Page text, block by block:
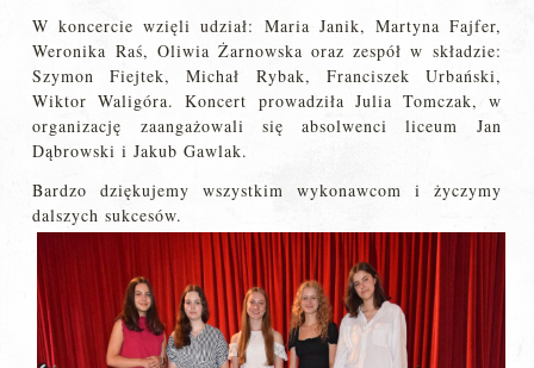
W koncercie wzięli udział: Maria Janik, Martyna Fajfer,
Weronika Raś, Oliwia Żarnowska oraz zespół w składzie:
Szymon Fiejtek, Michał Rybak, Franciszek Urbański,
Wiktor Waligóra. Koncert prowadziła Julia Tomczak, w
organizację zaangażowali się absolwenci liceum Jan
Dąbrowski i Jakub Gawlak.
Bardzo dziękujemy wszystkim wykonawcom i życzymy
dalszych sukcesów.